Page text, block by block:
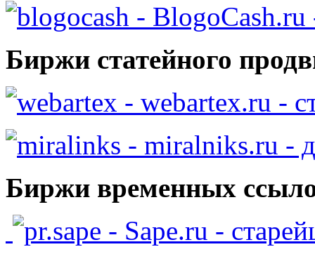
- BlogoCash.ru
Биржи статейного
- webartex.ru -
- miralniks.ru -
Биржи временных
- Sape.ru -